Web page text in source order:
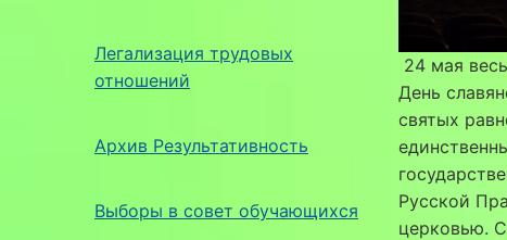
Легализация трудовых
отношений
Архив Результативность
Выборы в совет обучающихся
24 мая
День
святых
Русской
церковью.